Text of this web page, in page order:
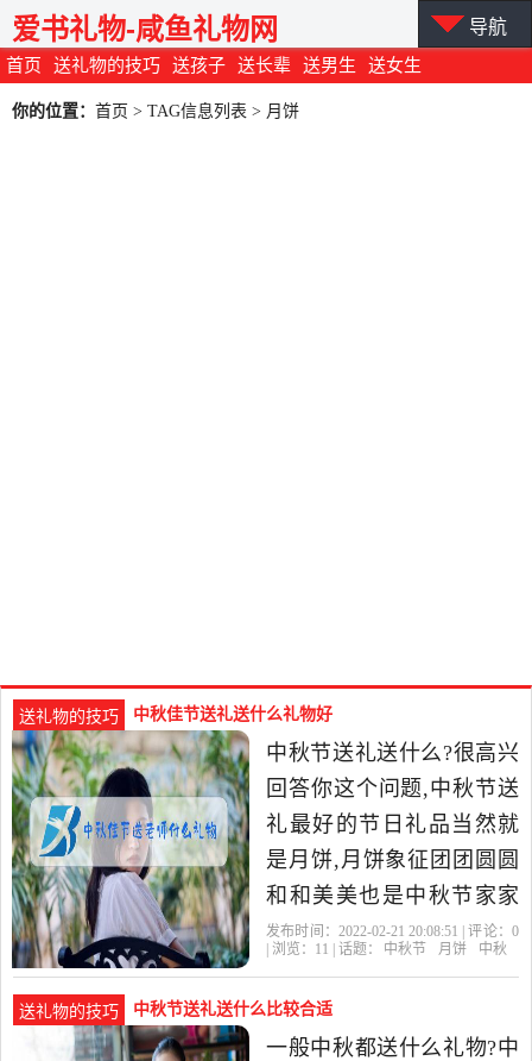
首页 送礼物的技巧 送孩子 送长辈 送男生 送女生
爱书礼物-咸鱼礼物网 导航
你的位置： 首页 > TAG信息列表 > 月饼
送礼物的技巧 中秋佳节送礼送什么礼物好
中秋节送礼送什么?很高兴
回答你这个问题,中秋节送
礼最好的节日礼品当然就
是月饼,月饼象征团团圆圆
和和美美也是中秋节家家
必备的美食之一,除了月饼
发布时间：2022-02-21 20:08:51 | 评论： 0
| 浏览： 11 | 话题： 中秋节 月饼 中秋
送礼物的技巧 中秋节送礼送什么比较合适
一般中秋都送什么礼物?中